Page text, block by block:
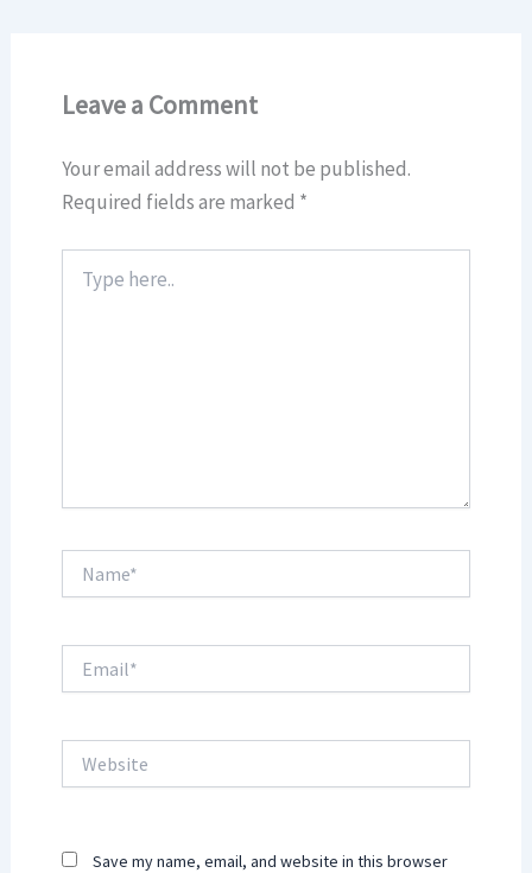
Leave a Comment
Your email address will not be published.
Required fields are marked *
here..
Save my name, email, and website in this browser